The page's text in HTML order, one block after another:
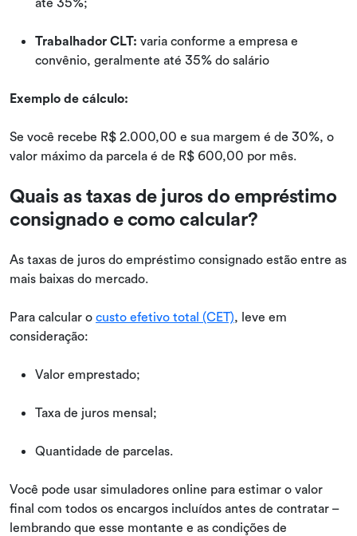
Trabalhador CLT: varia conforme a empresa e
convênio, geralmente até 35% do salário
Exemplo de cálculo:
Se você recebe R$ 2.000,00 e sua margem é de 30%, o
valor máximo da parcela é de R$ 600,00 por mês.
Quais as taxas de juros do empréstimo
consignado e como calcular?
As taxas de juros do empréstimo consignado estão entre as
mais baixas do mercado.
Para calcular o custo efetivo total (CET), leve em
consideração:
Valor emprestado;
Taxa de juros mensal;
Quantidade de parcelas.
Você pode usar simuladores online para estimar o valor
final com todos os encargos incluídos antes de contratar –
lembrando que esse montante e as condições de